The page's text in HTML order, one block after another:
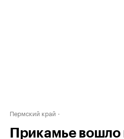
Пермский край
Прикамье вошло